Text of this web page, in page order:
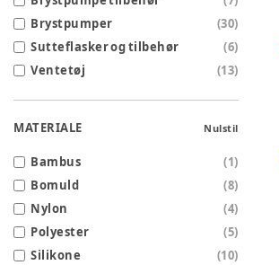
Brystpumper
(30)
Sutteflasker og tilbehør
(6)
Ventetøj
(13)
MATERIALE Nulstil
Bambus (1)
Bomuld
(8)
Nylon
(4)
Polyester
(5)
Silikone
(10)